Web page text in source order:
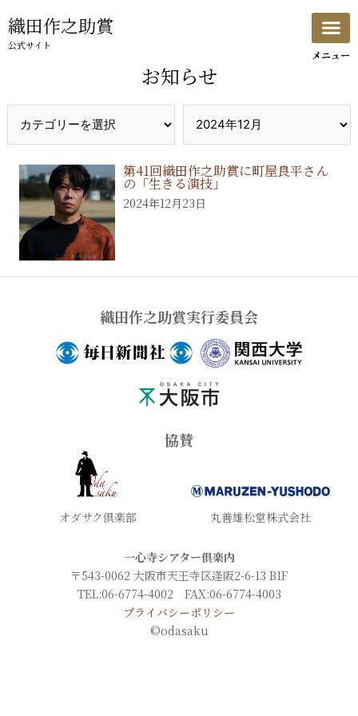
容
を
プ
織田作之助賞
公式サイト
お知らせ
第41回織田作之助賞に町屋良平さん
の「生きる演技」
2024年12月23日
織田作之助賞実行委員会
協賛
オダサク倶楽部 丸善雄松堂株式会社
一心寺シアター倶楽内
〒543-0062 大阪市天王寺区逢阪2-6-13 B1F
TEL:06-6774-4002 FAX:06-6774-4003
プライバシーポリシー
©odasaku